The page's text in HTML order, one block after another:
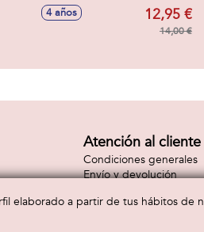
4 años 12,95 €
14,00 €
Atención al cliente
Condiciones generales
Envío y devolución
elaborado a partir de tus hábitos de